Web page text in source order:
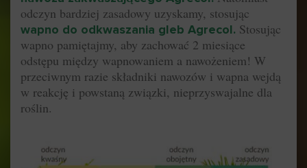
odczyn bardziej zasadowy uzyskamy, stosując
wapno do odkwaszania gleb Agrecol. Stosując
wapno pamiętajmy, aby zachować 2 miesiące
odstępu między wapnowaniem a nawożeniem! W
przeciwnym razie składniki nawozów i wapna wejdą
w reakcję i powstaną związki, nieprzyswajalne dla
roślin.